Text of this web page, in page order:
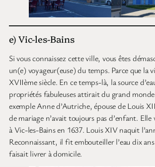
e) Vic-les-Bains
Si vous connaissez cette ville, vous êtes
un(e) voyageur(euse) du temps. Parce que la
XVIIème siècle. En ce temps-là, la source
propriétés fabuleuses attirait du grand
exemple Anne d’Autriche, épouse de Louis
de mariage n’avait toujours pas d’enfant.
à Vic-les-Bains en 1637. Louis XIV naquit
Reconnaissant, il fit embouteiller l’eau dix
faisait livrer à domicile.